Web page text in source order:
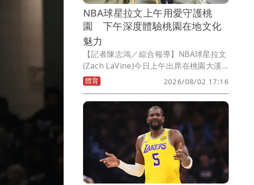
NBA球星拉文上午用愛守護桃
園 下午深度體驗桃園在地文化
魅力
【記者陳志鴻／綜合報導】NBA球星拉文
(Zach LaVine)今日上午出席在桃園大溪
笠復威斯汀度假酒店舉辦的「LoVine 桃
園(Love in Taoyuan)」公益交流活動，
用愛守護桃園，下午造訪大溪老街，深度
體驗桃園在地文化魅力。
體育 2026/08/02 17:16